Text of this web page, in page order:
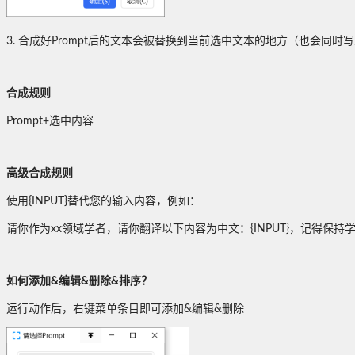
3. 合成好Prompt后的文本会被替换到当前选中文本的地方（也会同时写
合成规则
Prompt+选中内容
高级合成规则
使用{INPUT}替代您的输入内容，例如：
请你作为xx领域学者，请你翻译以下内容为中文：{INPUT}，记得保持
如何添加&编辑&删除&排序？
运行动作后，右键菜单条目即可添加&编辑&删除